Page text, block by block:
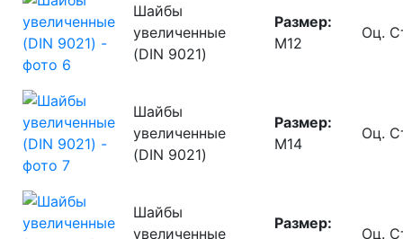
Шайбы
увеличенные
(DIN 9021)
Размер:
М12
Оц.
Шайбы
увеличенные
(DIN 9021)
Размер:
М14
Оц.
Шайбы
увеличенные
Размер:
Оц.